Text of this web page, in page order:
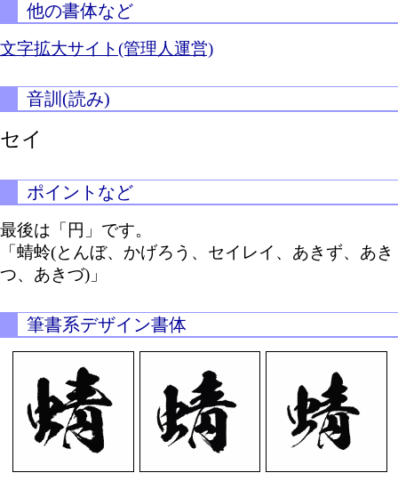
他の書体など
文字拡大サイト(管理人運営)
音訓(読み)
セイ
ポイントなど
最後は「円」です。
「蜻蛉(とんぼ、かげろう、セイレイ、あきず、あき
つ、あきづ)」
筆書系デザイン書体